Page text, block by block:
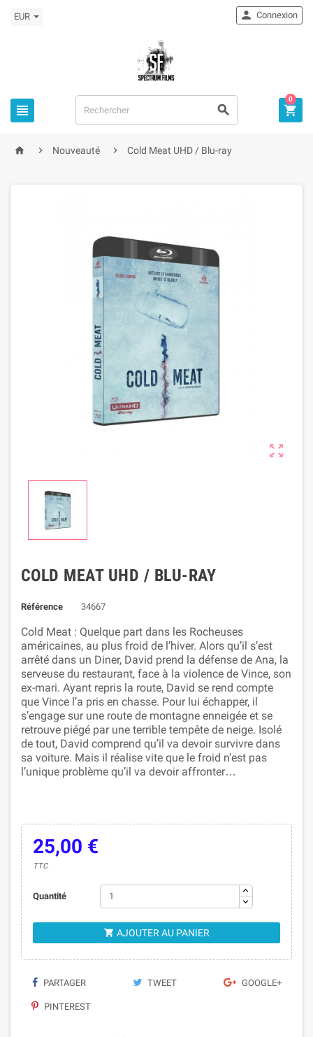
EUR
 
 Connexion

0
home  Nouveauté  Cold Meat UHD / Blu-ray

COLD MEAT UHD / BLU-RAY
Référence 34667
Cold Meat : Quelque part dans les Rocheuses
américaines, au plus froid de l’hiver. Alors qu’il s’est
arrêté dans un Diner, David prend la défense de Ana, la
serveuse du restaurant, face à la violence de Vince, son
ex-mari. Ayant repris la route, David se rend compte
que Vince l’a pris en chasse. Pour lui échapper, il
s’engage sur une route de montagne enneigée et se
retrouve piégé par une terrible tempête de neige. Isolé
de tout, David comprend qu’il va devoir survivre dans
sa voiture. Mais il réalise vite que le froid n’est pas
l’unique problème qu’il va devoir affronter…
25,00 €
TTC
Quantité
 AJOUTER AU PANIER
PARTAGER TWEET GOOGLE+
PINTEREST